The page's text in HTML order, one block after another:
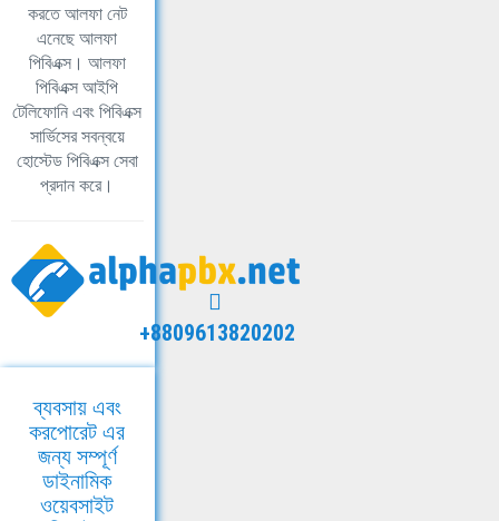
করতে আলফা নেট
এনেছে আলফা
পিবিএক্স। আলফা
পিবিএক্স আইপি
টেলিফোনি এবং পিবিএক্স
সার্ভিসের সবন্বয়ে
হোস্টেড পিবিএক্স সেবা
প্রদান করে।
+8809613820202
ব্যবসায় এবং
করপোরেট এর
জন্য সম্পূর্ণ
ডাইনামিক
ওয়েবসাইট